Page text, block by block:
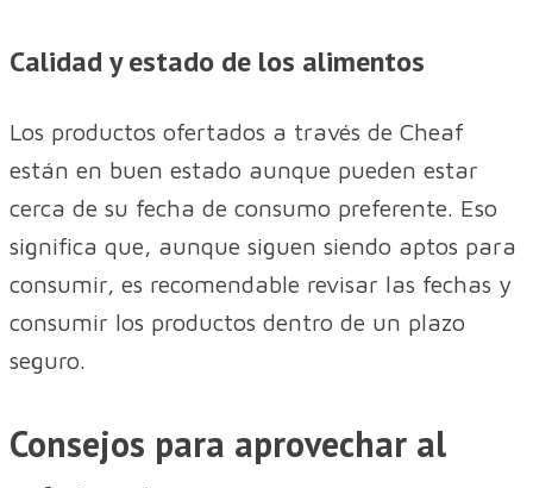
Calidad y estado de los alimentos
Los productos ofertados a través de Cheaf
están en buen estado aunque pueden estar
cerca de su fecha de consumo preferente. Eso
significa que, aunque siguen siendo aptos para
consumir, es recomendable revisar las fechas y
consumir los productos dentro de un plazo
seguro.
Consejos para aprovechar al